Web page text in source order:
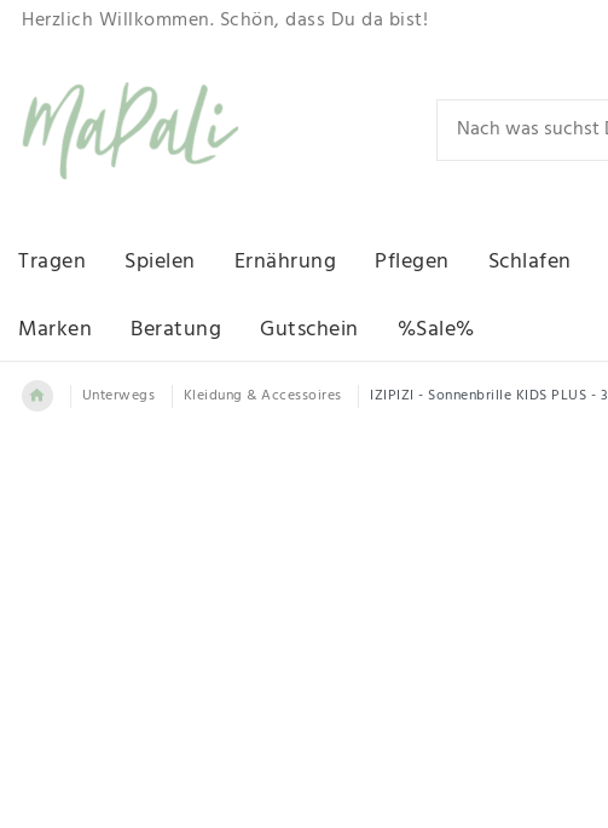
Herzlich Willkommen. Schön, dass Du da bist!
Tragen Spielen Ernährung Pflegen Schlafen
Marken
Beratung Gutschein %Sale%
Unterwegs Kleidung & Accessoires IZIPIZI - Sonnenbrille KIDS PLUS -